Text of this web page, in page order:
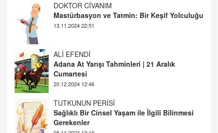
ALİ EFENDİ
Adana At Yarışı Tahminleri | 21 Aralık
Cumartesi
TUTKUNUN PERİSİ
Sağlıklı Bir Cinsel Yaşam ile İlgili Bilinmesi
Gerekenler
08.11.2024 13:16
FARUK ÖNALAN
Tezkere Onaylanmasaydı…
2 Kasım 2021 Salı 00:11